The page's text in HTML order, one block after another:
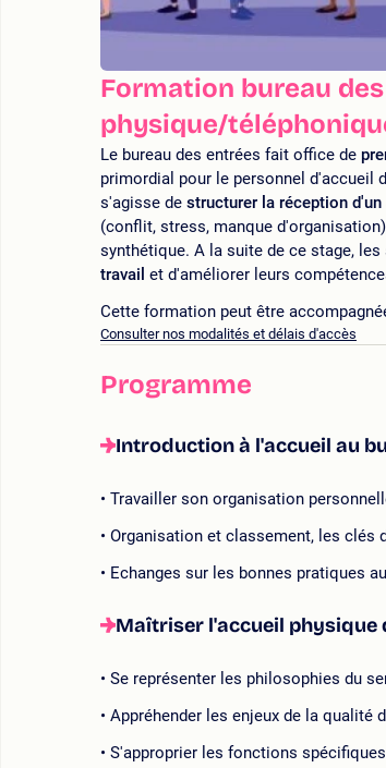
Formation bureau
physique/
Le bureau des entrées fait office de
primordial pour le personnel d'accueil
s'agisse de structurer la réception d'un
(conflit, stress, manque
synthétique. A la suite de ce stage,
travail et d'améliorer leurs
Cette formation peut être
Consulter nos modalités et délais d'accès
Programme
Introduction à l'accueil au
Travailler son organisation
Organisation et classement, les clés
Echanges sur les bonnes pratiques
Maîtriser l'accueil
Se représenter les philosophies du
Appréhender les enjeux de la qualité
S'approprier les fonctions